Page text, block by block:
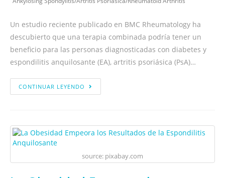
Un estudio reciente publicado en BMC Rheumatology ha
descubierto que una terapia combinada podría tener un
beneficio para las personas diagnosticadas con diabetes y
espondilitis anquilosante (EA), artritis psoriásica (PsA)…
CONTINUAR LEYENDO
source: pixabay.com